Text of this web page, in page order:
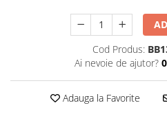
Cod Produs:
Ai nevoie de ajutor?
Adauga la Favorite